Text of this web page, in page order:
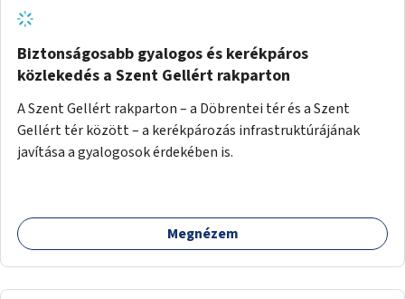
Biztonságosabb gyalogos és kerékpáros
közlekedés a Szent Gellért rakparton
A Szent Gellért rakparton – a Döbrentei tér és a Szent
Gellért tér között – a kerékpározás infrastruktúrájának
javítása a gyalogosok érdekében is.
Megnézem